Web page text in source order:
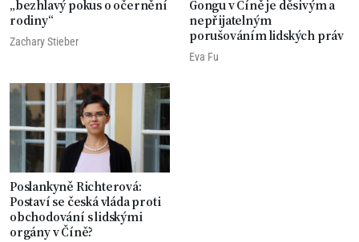
„bezhlavý pokus o očernění
rodiny“
Zachary Stieber
Gongu v Číně je děsivým a
nepřijatelným
porušováním lidských práv
Eva Fu
Poslankyně Richterová:
Postaví se česká vláda proti
obchodování s lidskými
orgány v Číně?